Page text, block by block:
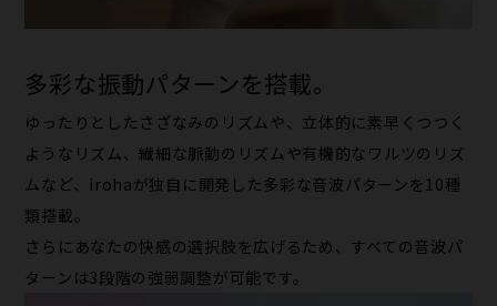
多彩な振動パターンを搭載。
ゆったりとしたさざなみのリズムや、立体的に素早くつつく
ようなリズム、繊細な脈動のリズムや有機的なワルツのリズ
ムなど、irohaが独自に開発した多彩な音波パターンを10種
類搭載。
さらにあなたの快感の選択肢を広げるため、すべての音波パ
ターンは3段階の強弱調整が可能です。